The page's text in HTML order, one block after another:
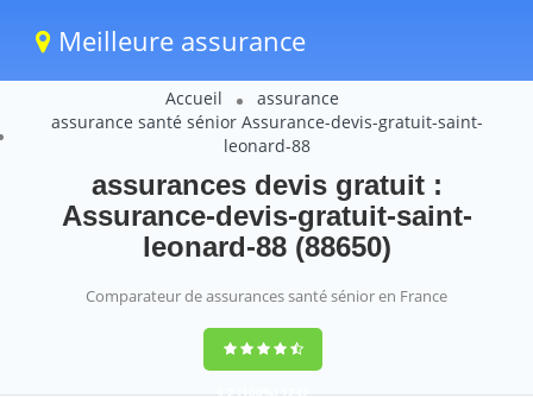
Meilleure assurance
Accueil
assurance
assurance santé sénior Assurance-devis-gratuit-saint-
leonard-88
assurances devis gratuit :
Assurance-devis-gratuit-saint-
leonard-88 (88650)
Comparateur de assurances santé sénior en France
9,2(100%)1242